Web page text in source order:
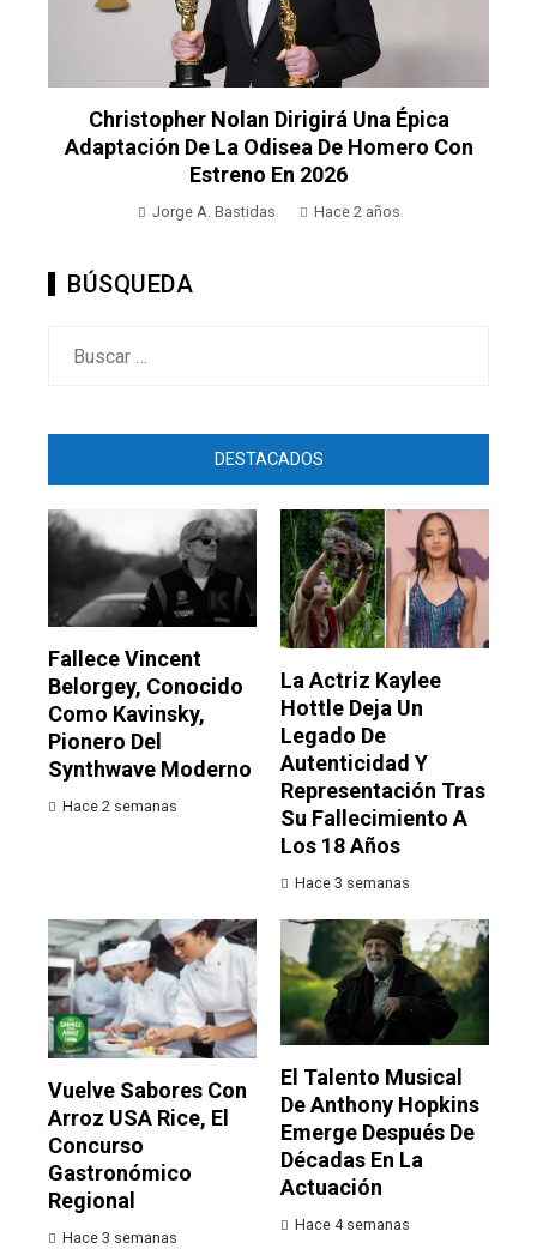
Christopher Nolan Dirigirá Una Épica
Adaptación De La Odisea De Homero Con
Estreno En 2026
Jorge A. Bastidas Hace 2 años
BÚSQUEDA
DESTACADOS
Fallece Vincent
Belorgey, Conocido
Como Kavinsky,
Pionero Del
Synthwave Moderno
Hace 2 semanas
La Actriz Kaylee
Hottle Deja Un
Legado De
Autenticidad Y
Representación Tras
Su Fallecimiento A
Los 18 Años
Hace 3 semanas
Vuelve Sabores Con
Arroz USA Rice, El
Concurso
Gastronómico
Regional
Hace 3 semanas
El Talento Musical
De Anthony Hopkins
Emerge Después De
Décadas En La
Actuación
Hace 4 semanas